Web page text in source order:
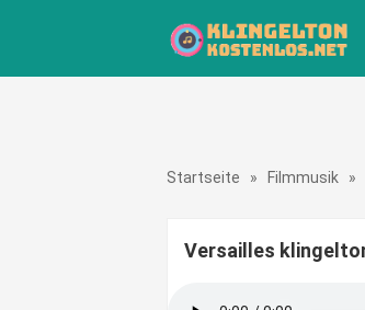
Startseite » Filmmusik »
Versailles